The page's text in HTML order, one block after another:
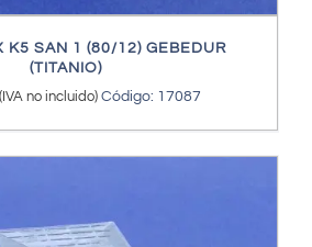
K5 SAN 1 (80/12) GEBEDUR
(TITANIO)
(IVA no incluido) Código: 17087